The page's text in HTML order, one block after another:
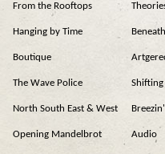
From the Rooftops
Hanging by Time
Boutique
The Wave Police Shifting
North South East & West Breezin'
Opening Mandelbrot Audio